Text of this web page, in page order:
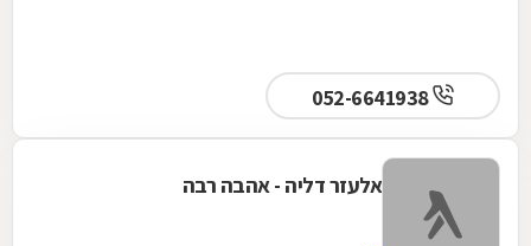
052-6641938
אלעזר דליה - אהבה רבה